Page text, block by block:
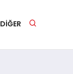
DIĞER